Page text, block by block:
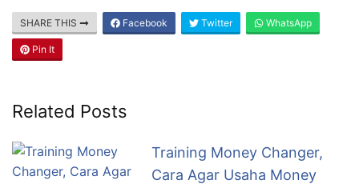
SHARE THIS Facebook Twitter WhatsApp
Pin It
Related Posts
Training Money Changer,
Cara Agar Usaha Money